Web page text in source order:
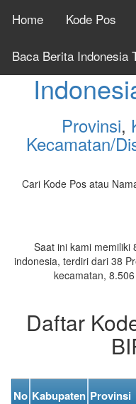
Home Kode Pos
Baca Berita Indonesia
Cek
Provinsi,
Kecamatan/
Cari Kode Pos atau
Saat ini kami memiliki
indonesia, terdiri dari 38
kecamatan,
Daftar
No Kabupaten Provinsi